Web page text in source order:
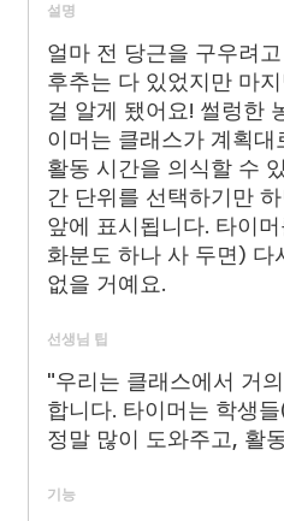
설명
얼마 전 당근을 구우려
후추는 다 있었지만 마
걸 알게 됐어요! 썰렁한
이머는 클래스가 계획
활동 시간을 의식할 수
간 단위를 선택하기만
앞에 표시됩니다. 타이
화분도 하나 사 두면) 다
없을 거예요.
선생님 팁
"우리는 클래스에서 거
합니다. 타이머는 학생
정말 많이 도와주고, 활
기능